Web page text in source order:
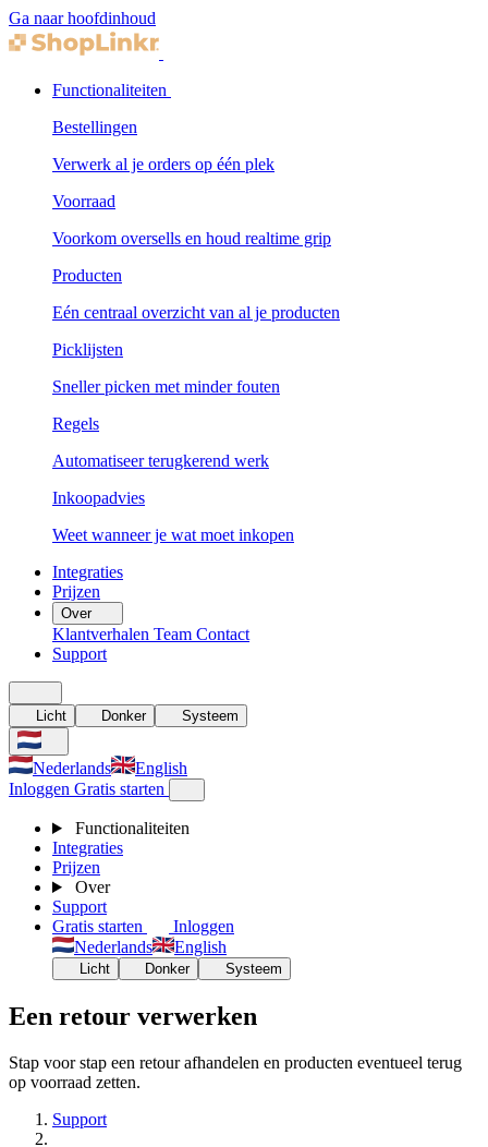
Ga naar hoofdinhoud
Functionaliteiten
Bestellingen
Verwerk al je orders op één plek
Voorraad
Voorkom oversells en houd realtime grip
Producten
Eén centraal overzicht van al je producten
Picklijsten
Sneller picken met minder fouten
Regels
Automatiseer terugkerend werk
Inkoopadvies
Weet wanneer je wat moet inkopen
Integraties
Prijzen
Over
Klantverhalen Team Contact
Support
Licht Donker Systeem
Nederlands
English
Inloggen Gratis starten
Functionaliteiten
Integraties
Prijzen
Over
Support
Gratis starten
Inloggen
Nederlands
English
Licht Donker Systeem
Een retour verwerken
Stap voor stap een retour afhandelen en producten eventueel terug
op voorraad zetten.
Support